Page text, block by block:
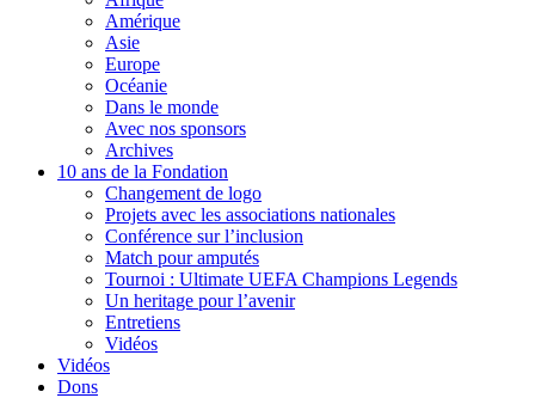
Amérique
Asie
Europe
Océanie
Dans le monde
Avec nos sponsors
Archives
10 ans de la Fondation
Changement de logo
Projets avec les associations nationales
Conférence sur l’inclusion
Match pour amputés
Tournoi : Ultimate UEFA Champions Legends
Un heritage pour l’avenir
Entretiens
Vidéos
Vidéos
Dons